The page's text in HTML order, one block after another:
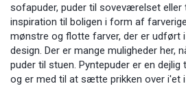
sofapuder, puder til soveværelset eller
inspiration til boligen i form af
mønstre og flotte farver, der er udført
design. Der er mange muligheder her,
puder til stuen. Pyntepuder er en
og er med til at sætte prikken over i'et i